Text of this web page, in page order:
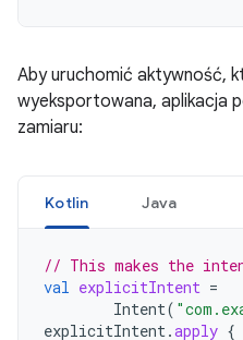
Aby uruchomić aktywność,
wyeksportowana, aplikacja
zamiaru:
Kotlin Java
// This makes the
val explicitIntent =
Intent(
explicitIntent.apply {